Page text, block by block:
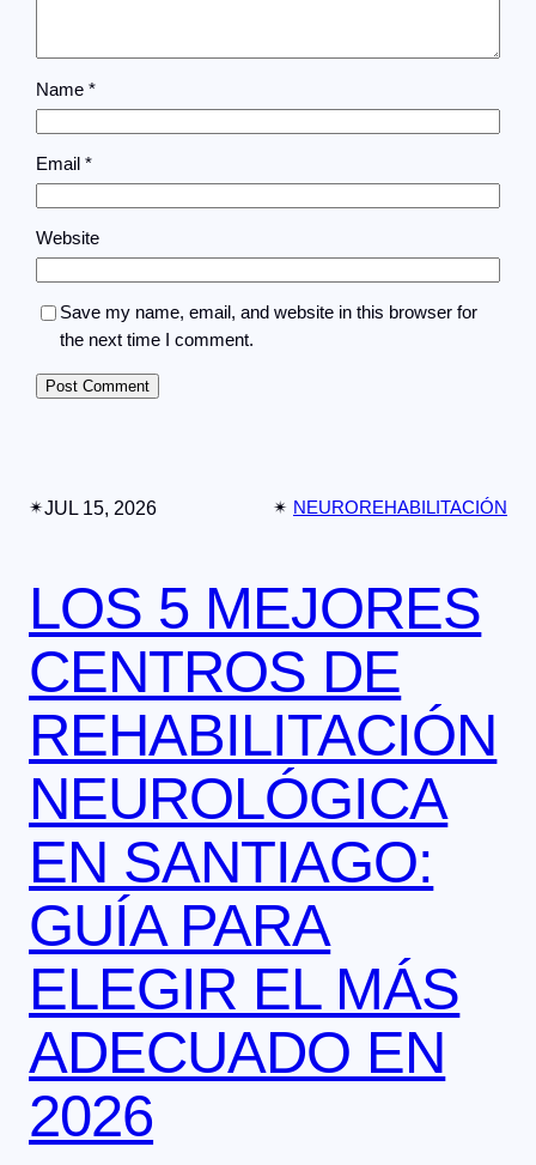
Name*
Email*
Website
Save my name, email, and website in this browser for
the next time I comment.
✴︎JUL 15, 2026 ✴︎ NEUROREHABILITACIÓN
LOS 5 MEJORES
CENTROS DE
REHABILITACIÓN
NEUROLÓGICA
EN SANTIAGO:
GUÍA PARA
ELEGIR EL MÁS
ADECUADO EN
2026